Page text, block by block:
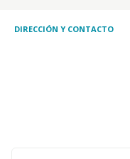
DIRECCIÓN Y CONTACTO